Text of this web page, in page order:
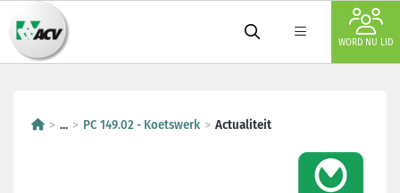
WORD NU LID
... PC 149.02 - Koetswerk Actualiteit